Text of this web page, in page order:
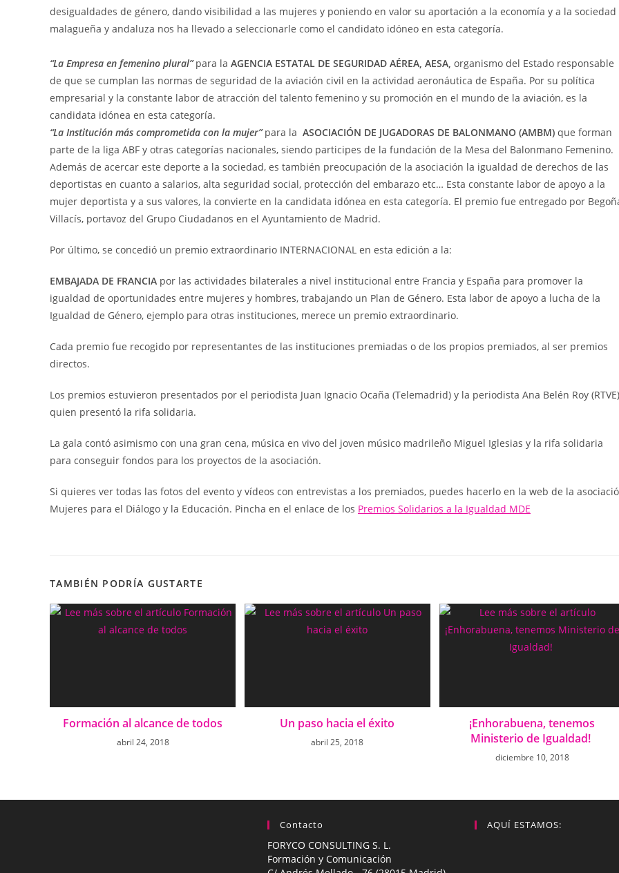
desigualdades de género, dando visibilidad a las mujeres y poniendo en valor su aportación a la economía y a la sociedad
malagueña y andaluza nos ha llevado a seleccionarle como el candidato idóneo en esta categoría.
“La Empresa en femenino plural” para la AGENCIA ESTATAL DE SEGURIDAD AÉREA, AESA, organismo del Estado responsable
de que se cumplan las normas de seguridad de la aviación civil en la actividad aeronáutica de España. Por su política
empresarial y la constante labor de atracción del talento femenino y su promoción en el mundo de la aviación, es la
candidata idónea en esta categoría.
“La Institución más comprometida con la mujer”para la ASOCIACIÓN DE JUGADORAS DE BALONMANO (AMBM) que forman
parte de la liga ABF y otras categorías nacionales, siendo participes de la fundación de la Mesa del Balonmano Femenino.
Además de acercar este deporte a la sociedad, es también preocupación de la asociación la igualdad de derechos de las
deportistas en cuanto a salarios, alta seguridad social, protección del embarazo etc… Esta constante labor de apoyo a la
mujer deportista y a sus valores, la convierte en la candidata idónea en esta categoría. El premio fue entregado por
Villacís, portavoz del Grupo Ciudadanos en el Ayuntamiento de Madrid.
Por último, se concedió un premio extraordinario INTERNACIONAL en esta edición a la:
EMBAJADA DE FRANCIA por las actividades bilaterales a nivel institucional entre Francia y España para promover la
igualdad de oportunidades entre mujeres y hombres, trabajando un Plan de Género. Esta labor de apoyo a lucha de la
Igualdad de Género, ejemplo para otras instituciones, merece un premio extraordinario.
Cada premio fue recogido por representantes de las instituciones premiadas o de los propios premiados, al ser premios
directos.
Los premios estuvieron presentados por el periodista Juan Ignacio Ocaña (Telemadrid) y la periodista Ana Belén Roy
quien presentó la rifa solidaria.
La gala contó asimismo con una gran cena, música en vivo del joven músico madrileño Miguel Iglesias y la rifa solidaria
para conseguir fondos para los proyectos de la asociación.
Si quieres ver todas las fotos del evento y vídeos con entrevistas a los premiados, puedes hacerlo en la web de la
Mujeres para el Diálogo y la Educación. Pincha en el enlace de los Premios Solidarios a la Igualdad MDE
TAMBIÉN PODRÍA GUSTARTE
Formación al alcance de todos
abril 24, 2018
Un paso hacia el éxito
abril 25, 2018
¡Enhorabuena, tenemos
Ministerio de Igualdad!
diciembre 10, 2018
Contacto
FORYCO CONSULTING S. L.
Formación y Comunicación
AQUÍ ESTAMOS: